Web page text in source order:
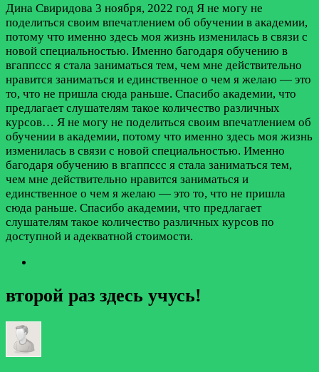
Дина Свиридова 3 ноября, 2022 год Я не могу не
поделиться своим впечатлением об обучении в академии,
потому что именно здесь моя жизнь изменилась в связи с
новой специальностью. Именно багодаря обучению в
вгаппссс я стала заниматься тем, чем мне действительно
нравится заниматься и единственное о чем я желаю — это
то, что не пришла сюда раньше. Спасибо академии, что
предлагает слушателям такое количество различных
курсов… Я не могу не поделиться своим впечатлением об
обучении в академии, потому что именно здесь моя жизнь
изменилась в связи с новой специальностью. Именно
багодаря обучению в вгаппссс я стала заниматься тем,
чем мне действительно нравится заниматься и
единственное о чем я желаю — это то, что не пришла
сюда раньше. Спасибо академии, что предлагает
слушателям такое количество различных курсов по
доступной и адекватной стоимости.
второй раз здесь учусь!